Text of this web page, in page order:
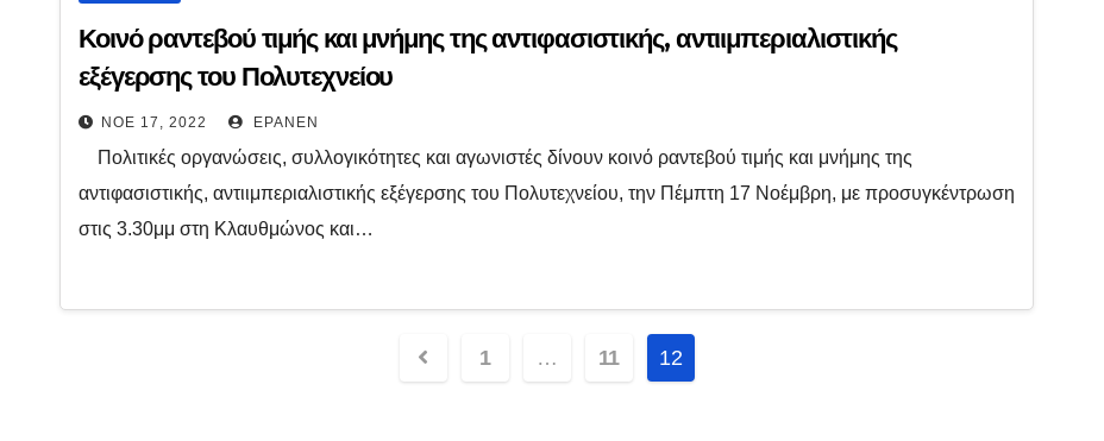
Κοινό ραντεβού τιμής και μνήμης της αντιφασιστικής, αντιιμπεριαλιστικής
εξέγερσης του Πολυτεχνείου
ΝΟΈ 17, 2022 EPANEN
Πολιτικές οργανώσεις, συλλογικότητες και αγωνιστές δίνουν κοινό ραντεβού τιμής και μνήμης της
αντιφασιστικής, αντιιμπεριαλιστικής εξέγερσης του Πολυτεχνείου, την Πέμπτη 17 Νοέμβρη, με προσυγκέντρωση
στις 3.30μμ στη Κλαυθμώνος και…
Σελιδοποίηση
1 … 11 12